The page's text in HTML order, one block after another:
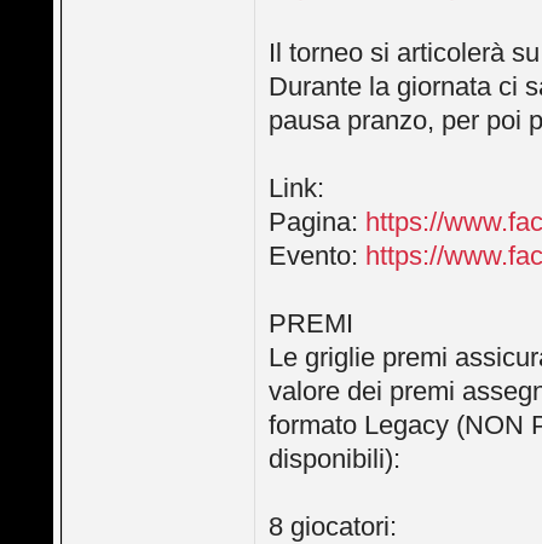
Il torneo si articolerà
Durante la giornata ci
pausa pranzo, per poi
Link:
Pagina: https://
Evento: https://
PREMI
Le griglie premi
valore dei premi
formato Legacy (NON
disponibili):
8 giocatori: